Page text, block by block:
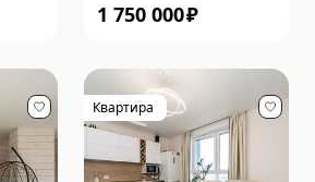
1 750 000₽
Квартира